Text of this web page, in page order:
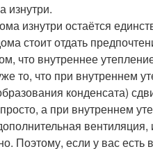
изнутри.
изнутри остаётся
стоит отдать
что внутреннее
то, что при внутреннем
конденсата)
а при внутреннем
Поэтому, если у вас